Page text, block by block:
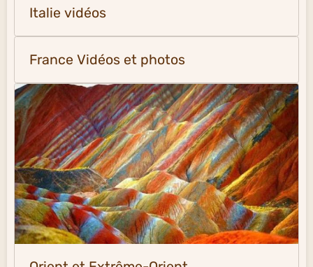
Italie vidéos
France Vidéos et photos